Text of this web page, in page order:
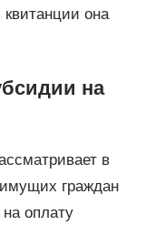
она
на
в
граждан
оплату